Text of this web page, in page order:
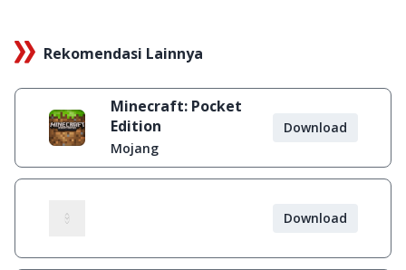
Rekomendasi Lainnya
Minecraft: Pocket
Edition
Mojang
Download
Download